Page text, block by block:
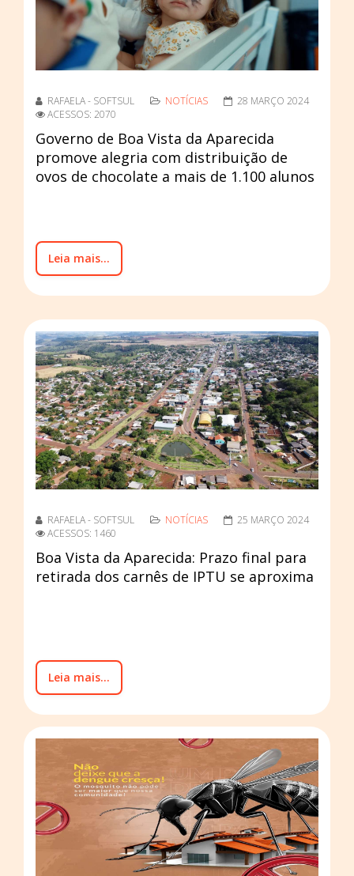
RAFAELA - SOFTSUL NOTÍCIAS
28 MARÇO 2024
ACESSOS: 2070
Governo de Boa Vista da Aparecida
promove alegria com distribuição de
ovos de chocolate a mais de 1.100 alunos
Leia mais...
RAFAELA - SOFTSUL NOTÍCIAS
25 MARÇO 2024
ACESSOS: 1460
Boa Vista da Aparecida: Prazo final para
retirada dos carnês de IPTU se aproxima
Leia mais...